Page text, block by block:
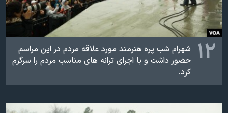
۱۲
شهرام شب پره هنرمند مورد علاقه مردم در اين مراسم
حضور داشت و با اجرای ترانه های مناسب مردم را سرگرم
کرد.